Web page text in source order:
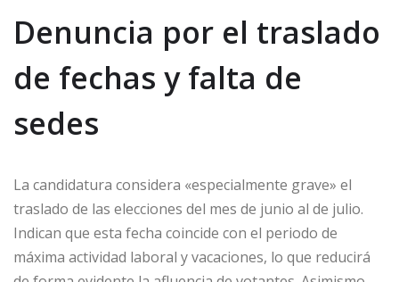
Denuncia por el traslado
de fechas y falta de
sedes
La candidatura considera «especialmente grave» el
traslado de las elecciones del mes de junio al de julio.
Indican que esta fecha coincide con el periodo de
máxima actividad laboral y vacaciones, lo que reducirá